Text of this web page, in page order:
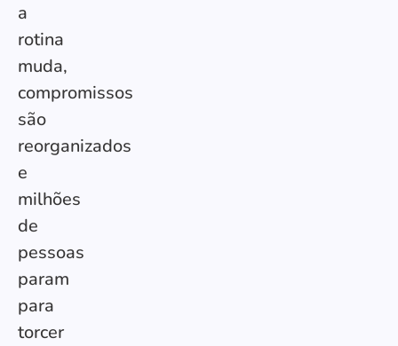
a
rotina
muda,
compromissos
são
reorganizados
e
milhões
de
pessoas
param
para
torcer